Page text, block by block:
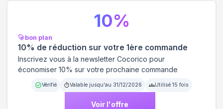
bon plan
10% de réduction sur votre 1ère commande
Inscrivez vous à la newsletter Cocorico pour
économiser 10% sur votre prochaine commande
Vérifié Valable jusqu'au 31/12/2026 Utilisé 15 fois
Voir l'offre
10%